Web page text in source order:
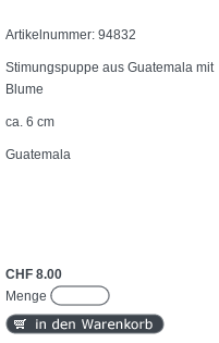
Artikelnummer: 94832
Stimungspuppe aus Guatemala mit
Blume
ca. 6 cm
Guatemala
CHF 8.00
Menge